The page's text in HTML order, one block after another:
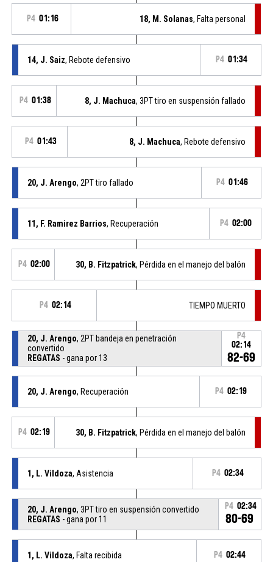
P4 01:16 18, M. Solanas, Falta personal
14, J. Saiz, Rebote defensivo P4 01:34
P4 01:38 8, J. Machuca, 3PT tiro en suspensión fallado
P4 01:43 8, J. Machuca, Rebote defensivo
20, J. Arengo, 2PT tiro fallado P4 01:46
11, F. Ramirez Barrios, Recuperación P4 02:00
P4 02:00 30, B. Fitzpatrick, Pérdida en el manejo del balón
P4 02:14 TIEMPO MUERTO
20, J. Arengo, 2PT bandeja en penetración
convertido
REGATAS - gana por 13
P4
02:14
82-69
20, J. Arengo, Recuperación P4 02:19
P4 02:19 30, B. Fitzpatrick, Pérdida en el manejo del balón
1, L. Vildoza, Asistencia P4 02:34
20, J. Arengo, 3PT tiro en suspensión convertido
REGATAS - gana por 11
P4 02:34
80-69
1, L. Vildoza, Falta recibida P4 02:44